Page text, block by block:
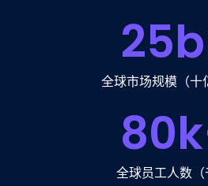
25
全球市场规模（十
80
全球员工人数（